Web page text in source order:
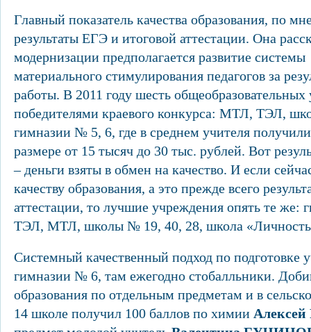
Главный показатель качества образования, по
результаты ЕГЭ и итоговой аттестации. Она
модернизации предполагается развитие системы
материального стимулирования педагогов за
работы. В 2011 году шесть
победителями краевого конкурса: МТЛ, ТЭЛ,
гимназии № 5, 6, где в среднем учителя
размере от 15 тысяч до 30 тыс. рублей. Вот
– деньги взяты в обмен на качество. И если
качеству образования, а это прежде всего
аттестации, то лучшие учреждения опять те же:
ТЭЛ, МТЛ, школы № 19, 40, 28, школа
Системный качественный подход по подготовке
гимназии № 6, там ежегодно стобалльники.
образования по отдельным предметам и в
14 школе получил 100 баллов по химии